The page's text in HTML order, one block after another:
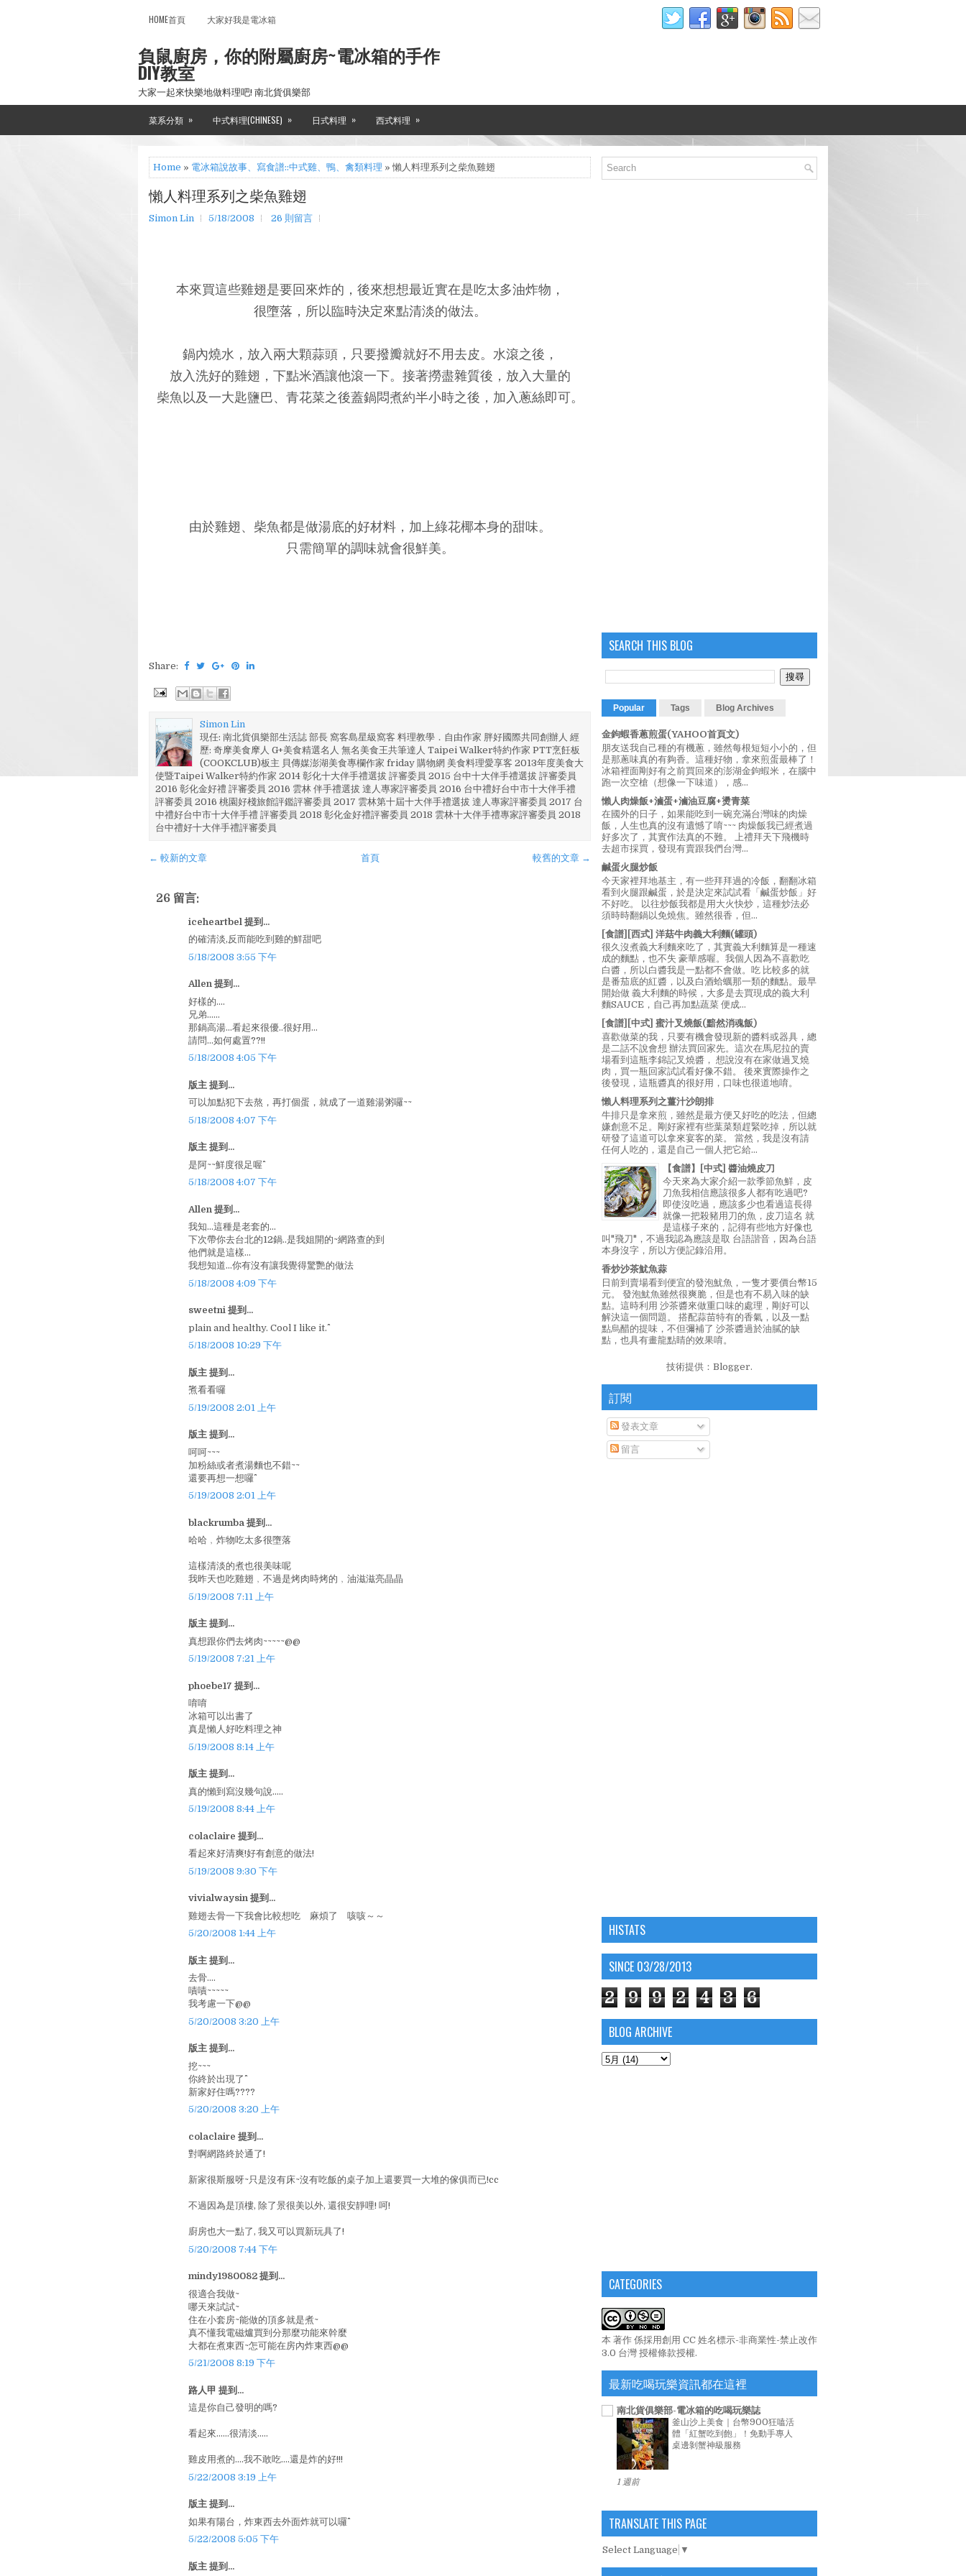
HOME首頁 大家好我是電冰箱
負鼠廚房，你的附屬廚房~電冰箱的手作
DIY教室
大家一起來快樂地做料理吧! 南北貨俱樂部
菜系分類 » 中式料理(CHINESE) » 日式料理 » 西式料理 »
Home » 電冰箱說故事、寫食譜::中式雞、鴨、禽類料理 » 懶人料理系列之柴魚雞翅
懶人料理系列之柴魚雞翅
Simon Lin 5/18/2008 26 則留言
本來買這些雞翅是要回來炸的，後來想想最近實在是吃太多油炸物，
很墮落，所以臨時決定來點清淡的做法。
鍋內燒水，放入兩大顆蒜頭，只要撥瓣就好不用去皮。水滾之後，
放入洗好的雞翅，下點米酒讓他滾一下。接著撈盡雜質後，放入大量的
柴魚以及一大匙鹽巴、青花菜之後蓋鍋悶煮約半小時之後，加入蔥絲即可。
由於雞翅、柴魚都是做湯底的好材料，加上綠花椰本身的甜味。
只需簡單的調味就會很鮮美。
Share:
Simon Lin
現任: 南北貨俱樂部生活誌 部長 窩客島星級窩客 料理教學．自由作家 胖好國際共同創辦人 經
歷: 奇摩美食摩人 G+美食精選名人 無名美食王共筆達人 Taipei Walker特約作家 PTT烹飪板
(COOKCLUB)板主 貝傳媒澎湖美食專欄作家 friday 購物網 美食料理愛享客 2013年度美食大
使暨Taipei Walker特約作家 2014 彰化十大伴手禮選拔 評審委員 2015 台中十大伴手禮選拔 評審委員
2016 彰化金好禮 評審委員 2016 雲林 伴手禮選拔 達人專家評審委員 2016 台中禮好台中市十大伴手禮
評審委員 2016 桃園好棧旅館評鑑評審委員 2017 雲林第十屆十大伴手禮選拔 達人專家評審委員 2017 台
中禮好台中市十大伴手禮 評審委員 2018 彰化金好禮評審委員 2018 雲林十大伴手禮專家評審委員 2018
台中禮好十大伴手禮評審委員
← 較新的文章 較舊的文章 →
首頁
26 留言:
iceheartbel 提到...
的確清淡,反而能吃到雞的鮮甜吧
5/18/2008 3:55 下午
Allen 提到...
好樣的....
兄弟......
那鍋高湯...看起來很優..很好用...
請問...如何處置??!!
5/18/2008 4:05 下午
版主 提到...
可以加點犯下去熬，再打個蛋，就成了一道雞湯粥囉~~
5/18/2008 4:07 下午
版主 提到...
是阿~~鮮度很足喔^^
5/18/2008 4:07 下午
Allen 提到...
我知...這種是老套的...
下次帶你去台北的12鍋..是我姐開的~網路查的到
他們就是這樣...
我想知道...你有沒有讓我覺得驚艷的做法
5/18/2008 4:09 下午
sweetni 提到...
plain and healthy. Cool I like it.^^
5/18/2008 10:29 下午
版主 提到...
^^煮看看囉
5/19/2008 2:01 上午
版主 提到...
呵呵~~~
加粉絲或者煮湯麵也不錯~~
還要再想一想囉^^
5/19/2008 2:01 上午
blackrumba 提到...
哈哈﹐炸物吃太多很墮落
這樣清淡的煮也很美味呢
我昨天也吃雞翅﹐不過是烤肉時烤的﹐油滋滋亮晶晶
5/19/2008 7:11 上午
版主 提到...
真想跟你們去烤肉~~~~~@@
5/19/2008 7:21 上午
phoebe17 提到...
唷唷
冰箱可以出書了
真是懶人好吃料理之神
5/19/2008 8:14 上午
版主 提到...
真的懶到寫沒幾句說.....
5/19/2008 8:44 上午
colaclaire 提到...
看起來好清爽!好有創意的做法!
5/19/2008 9:30 下午
vivialwaysin 提到...
雞翅去骨一下我會比較想吃 麻煩了 咳咳～～
5/20/2008 1:44 上午
版主 提到...
去骨....
嘖嘖~~~~~
我考慮一下@@
5/20/2008 3:20 上午
版主 提到...
挖~~~
你終於出現了^^
新家好住嗎????
5/20/2008 3:20 上午
colaclaire 提到...
對啊網路終於通了!
新家很斯服呀~只是沒有床~沒有吃飯的桌子加上還要買一大堆的傢俱而已!cc
不過因為是頂樓, 除了景很美以外, 還很安靜哩! 呵!
廚房也大一點了, 我又可以買新玩具了!
5/20/2008 7:44 下午
mindy1980082 提到...
很適合我做~
哪天來試試~
住在小套房~能做的頂多就是煮~
真不懂我電磁爐買到分那麼功能來幹麼
大都在煮東西~怎可能在房內炸東西@@
5/21/2008 8:19 下午
路人甲 提到...
這是你自己發明的嗎?
看起來......很清淡.....
雞皮用煮的....我不敢吃....還是炸的好!!!
5/22/2008 3:19 上午
版主 提到...
如果有陽台，炸東西去外面炸就可以囉^^
5/22/2008 5:05 下午
版主 提到...
SEARCH THIS BLOG
Popular Tags Blog Archives
金鉤蝦香蔥煎蛋(YAHOO首頁文)
朋友送我自己種的有機蔥，雖然每根短短小小的，但
是那蔥味真的有夠香。這種好物，拿來煎蛋最棒了！
冰箱裡面剛好有之前買回來的澎湖金鉤蝦米，在腦中
跑一次空槍（想像一下味道），感...
懶人肉燥飯+滷蛋+滷油豆腐+燙青菜
在國外的日子，如果能吃到一碗充滿台灣味的肉燥
飯，人生也真的沒有遺憾了唷~~~ 肉燥飯我已經煮過
好多次了，其實作法真的不難。 上禮拜天下飛機時
去超市採買，發現有賣跟我們台灣...
鹹蛋火腿炒飯
今天家裡拜地基主，有一些拜拜過的冷飯，翻翻冰箱
看到火腿跟鹹蛋，於是決定來試試看「鹹蛋炒飯」好
不好吃。 以往炒飯我都是用大火快炒，這種炒法必
須時時翻鍋以免燒焦。雖然很香，但...
[食譜][西式] 洋菇牛肉義大利麵(罐頭)
很久沒煮義大利麵來吃了，其實義大利麵算是一種速
成的麵點，也不失 豪華感喔。我個人因為不喜歡吃
白醬，所以白醬我是一點都不會做。吃 比較多的就
是番茄底的紅醬，以及白酒蛤蠣那一類的麵點。最早
開始做 義大利麵的時候，大多是去買現成的義大利
麵SAUCE，自己再加點蔬菜 便成...
[食譜][中式] 蜜汁叉燒飯(黯然消魂飯)
喜歡做菜的我，只要有機會發現新的醬料或器具，總
是二話不說會想 辦法買回家先。這次在馬尼拉的賣
場看到這瓶李錦記叉燒醬， 想說沒有在家做過叉燒
肉，買一瓶回家試試看好像不錯。 後來實際操作之
後發現，這瓶醬真的很好用，口味也很道地唷。
懶人料理系列之薑汁沙朗排
牛排只是拿來煎，雖然是最方便又好吃的吃法，但總
嫌創意不足。剛好家裡有些葉菜類趕緊吃掉，所以就
研發了這道可以拿來宴客的菜。 當然，我是沒有請
任何人吃的，還是自己一個人把它給...
【食譜】[中式] 醬油燒皮刀
今天來為大家介紹一款季節魚鮮，皮
刀魚我相信應該很多人都有吃過吧?
即使沒吃過，應該多少也看過這長得
就像一把殺豬用刀的魚，皮刀這名 就
是這樣子來的，記得有些地方好像也
叫"飛刀"，不過我認為應該是取 台語諧音，因為台語
本身沒字，所以方便記錄沿用。
香炒沙茶魷魚蒜
日前到賣場看到便宜的發泡魷魚，一隻才要價台幣15
元。 發泡魷魚雖然很爽脆，但是也有不易入味的缺
點。這時利用 沙茶醬來做重口味的處理，剛好可以
解決這一個問題。 搭配蒜苗特有的香氣，以及一點
點烏醋的提味，不但彌補了 沙茶醬過於油膩的缺
點，也具有畫龍點睛的效果唷。
技術提供： Blogger.
訂閱
發表文章
留言
HISTATS
SINCE 03/28/2013
2 9 9 2 4 3 6
BLOG ARCHIVE
CATEGORIES
本 著作 係採用創用 CC 姓名標示-非商業性-禁止改作
3.0 台灣 授權條款授權.
最新吃喝玩樂資訊都在這裡
南北貨俱樂部-電冰箱的吃喝玩樂誌
釜山沙上美食｜台幣900狂嗑活
體「紅蟹吃到飽」！免動手專人
桌邊剝蟹神級服務
1 週前
TRANSLATE THIS PAGE
Select Language ▼